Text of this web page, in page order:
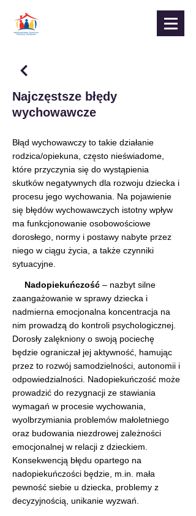
Najczęstsze błędy
wychowawcze
Błąd wychowawczy to takie działanie
rodzica/opiekuna, często nieświadome,
które przyczynia się do wystąpienia
skutków negatywnych dla rozwoju dziecka i
procesu jego wychowania. Na pojawienie
się błędów wychowawczych istotny wpływ
ma funkcjonowanie osobowościowe
dorosłego, normy i postawy nabyte przez
niego w ciągu życia, a także czynniki
sytuacyjne.
Nadopiekuńczość – nazbyt silne
zaangażowanie w sprawy dziecka i
nadmierna emocjonalna koncentracja na
nim prowadzą do kontroli psychologicznej.
Dorosły zalękniony o swoją pociechę
będzie ograniczał jej aktywność, hamując
przez to rozwój samodzielności, autonomii i
odpowiedzialności. Nadopiekuńczość może
prowadzić do rezygnacji ze stawiania
wymagań w procesie wychowania,
wyolbrzymiania problemów małoletniego
oraz budowania niezdrowej zależności
emocjonalnej w relacji z dzieckiem.
Konsekwencją błędu opartego na
nadopiekuńczości będzie, m.in . mała
pewność siebie u dziecka, problemy z
decyzyjnością, unikanie wyzwań.